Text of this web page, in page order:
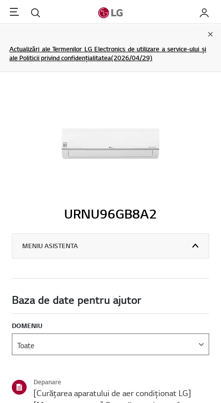
Menu Cautare My LG
Actualizări ale Termenilor LG Electronics de utilizare a service-ului și
ale Politicii privind confidențialitatea(2026/04/29)
URNU96GB8A2
MENIU ASISTENTA
Baza de date pentru ajutor
DOMENIU
Depanare
[Curățarea aparatului de aer condiționat LG]